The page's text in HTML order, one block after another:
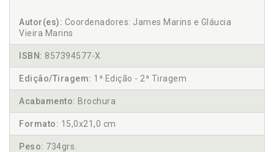
Autor(es): Coordenadores: James Marins e Gláucia
Vieira Marins
ISBN: 857394577-X
Edição/Tiragem: 1ª Edição - 2ª Tiragem
Acabamento: Brochura
Formato: 15,0x21,0 cm
Peso: 734grs.